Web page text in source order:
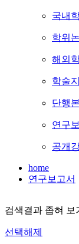
국내
학위
해외
학술지
단행본
연구
공개
home
연구보고서
검색결과 좁혀 보
선택해제